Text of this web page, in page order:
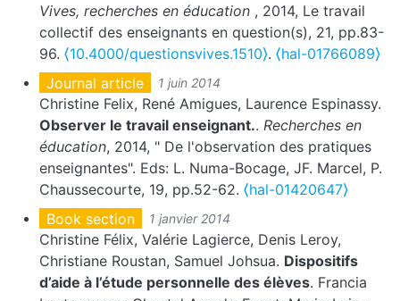
Vives, recherches en éducation , 2014, Le travail
collectif des enseignants en question(s), 21, pp.83-
96. ⟨10.4000/questionsvives.1510⟩. ⟨hal-01766089⟩
Journal article
1 juin 2014
Christine Felix, René Amigues, Laurence Espinassy.
Observer le travail enseignant.. Recherches en
éducation, 2014, " De l'observation des pratiques
enseignantes". Eds: L. Numa-Bocage, JF. Marcel, P.
Chaussecourte, 19, pp.52-62. ⟨hal-01420647⟩
Book section
1 janvier 2014
Christine Félix, Valérie Lagierce, Denis Leroy,
Christiane Roustan, Samuel Johsua. Dispositifs
d’aide à l’étude personnelle des élèves. Francia